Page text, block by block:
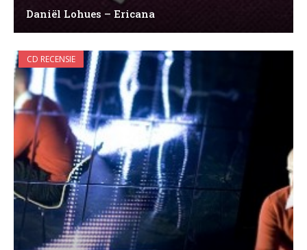
Daniël Lohues – Ericana
CD RECENSIE